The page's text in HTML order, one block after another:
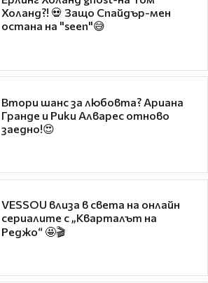
Холанд?! 💀 Защо Спайдър-мен
остана на "seen"😅
Втори шанс за любовта? Ариана
Гранде и Рики Алварес отново
заедно!😍
VESSOU влиза в света на онлайн
сериалите с „Кварталът на
Реджо“ 🤩🎬